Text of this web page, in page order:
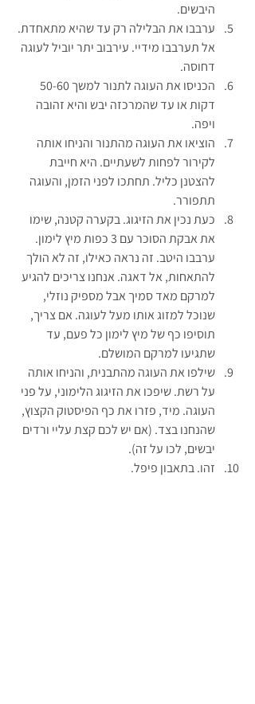
היבשים.
ערבבו את הבלילה רק עד שהיא מתאחדת.
אל תערבבו מידיי. עירבוב יתר יוביל לעוגה
דחוסה.
דקות או עד שהמרכזה יבש והיא זהובה
ויפה.
הוציאו את העוגה מהתנור והניחו אותה
לקירור לפחות לשעתיים. היא חייבת
להצטנן כליל. תחתכו לפני הזמן, והעוגה
תתפורר.
כעת נכין את הזיגוג. בקערה קטנה, שימו
את אבקת הסוכר עם 3 כפות מיץ לימון.
ערבבו היטב. זה נראה כאילו, זה לא הולך
להתאחות, אל דאגה. אנחנו צריכים להגיע
למרקם מאד סמיך אבל מספיק נוזלי,
שנוכל למזוג אותו מעל לעוגה. אם צריך,
תוסיפו כף של מיץ לימון כל פעם, עד
שתגיעו למרקם המושלם.
שילפו את העוגה מהתבנית, והניחו אותה
על רשת. שיפכו את הזיגוג הלימוני, על פני
העוגה. מיד, פזרו את כף הפיסטוק הקצוץ,
שהנחנו בצד. (אם יש לכם קצת עליי ורדים
יבשים, לכו על זה).
זהו. בתאבון פיפל.